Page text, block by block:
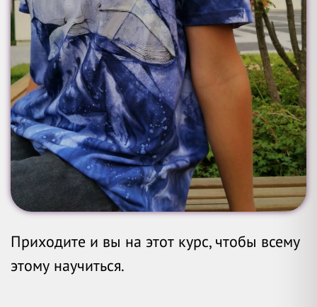
Приходите и вы на этот курс, чтобы всему
этому научиться.